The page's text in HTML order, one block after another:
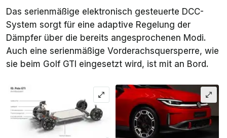
Das serienmäßige elektronisch gesteuerte DCC-
System sorgt für eine adaptive Regelung der
Dämpfer über die bereits angesprochenen Modi.
Auch eine serienmäßige Vorderachsquersperre, wie
sie beim Golf GTI eingesetzt wird, ist mit an Bord.